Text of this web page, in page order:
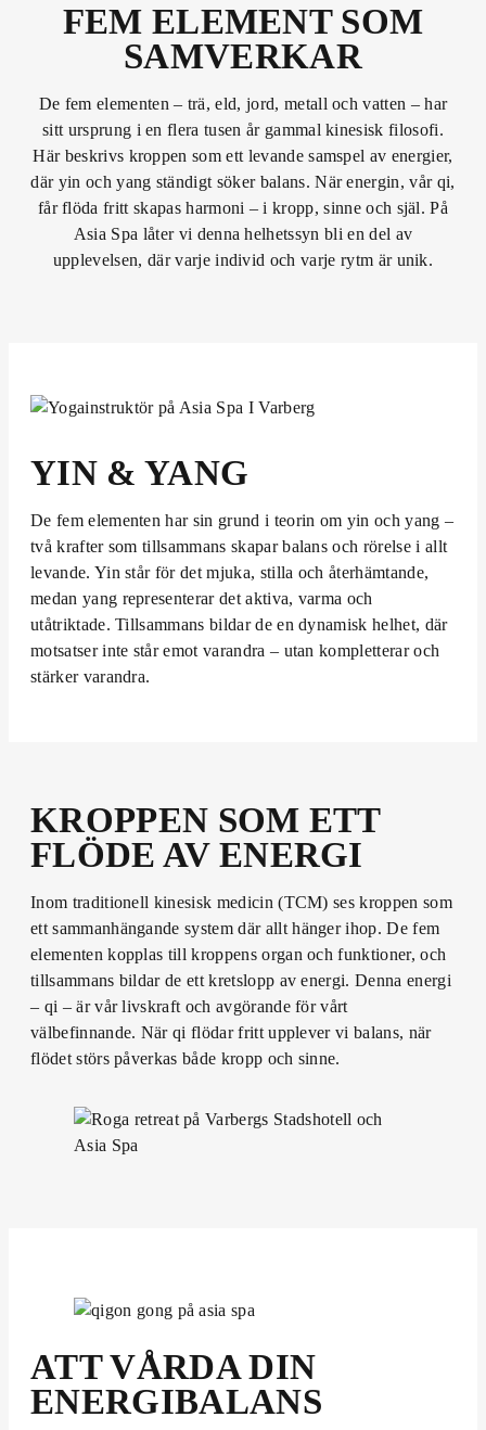
FEM ELEMENT SOM
SAMVERKAR
De fem elementen – trä, eld, jord, metall och vatten – har
sitt ursprung i en flera tusen år gammal kinesisk filosofi.
Här beskrivs kroppen som ett levande samspel av energier,
där yin och yang ständigt söker balans. När energin, vår qi,
får flöda fritt skapas harmoni – i kropp, sinne och själ. På
Asia Spa låter vi denna helhetssyn bli en del av
upplevelsen, där varje individ och varje rytm är unik.
YIN & YANG
De fem elementen har sin grund i teorin om yin och yang –
två krafter som tillsammans skapar balans och rörelse i allt
levande. Yin står för det mjuka, stilla och återhämtande,
medan yang representerar det aktiva, varma och
utåtriktade. Tillsammans bildar de en dynamisk helhet, där
motsatser inte står emot varandra – utan kompletterar och
stärker varandra.
KROPPEN SOM ETT
FLÖDE AV ENERGI
Inom traditionell kinesisk medicin (TCM) ses kroppen som
ett sammanhängande system där allt hänger ihop. De fem
elementen kopplas till kroppens organ och funktioner, och
tillsammans bildar de ett kretslopp av energi. Denna energi
– qi – är vår livskraft och avgörande för vårt
välbefinnande. När qi flödar fritt upplever vi balans, när
flödet störs påverkas både kropp och sinne.
ATT VÅRDA DIN
ENERGIBALANS